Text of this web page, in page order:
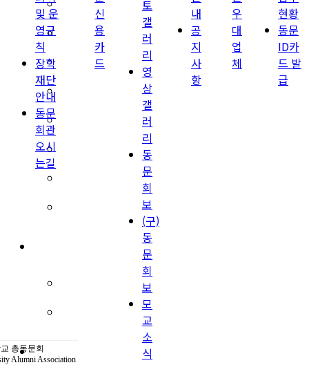
산하단체 뉴스
동문 동정
및 운
영규
칙
장학
재단
안내
동문
회관
오시
는길
신
용
카
드
토
갤
러
리
영
상
갤
러
리
동
문
회
보
(구)
동
문
회
보
모
교
소
식
내
공
지
사
항
우
대
업
체
현황
동문
ID카
드 발
급
총동문회
Alumni Association